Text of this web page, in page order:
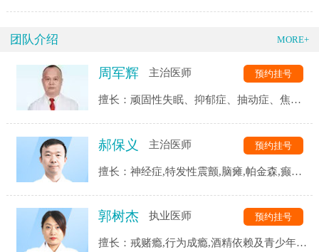
团队介绍 MORE+
周军辉 主治医师
擅长：顽固性失眠、抑郁症、抽动症、焦虑
等精神心理疾病的诊断与治疗。
预约挂号
郝保义 主治医师
擅长：神经症,特发性震颤,脑瘫,帕金森,癫痫,
预约挂号
郭树杰 执业医师
擅长：戒赌瘾,行为成瘾,酒精依赖及青少年网
预约挂号